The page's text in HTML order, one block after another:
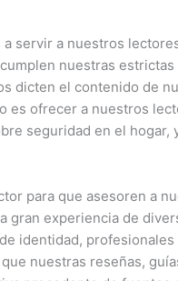
servir a nuestros
nuestras estrictas
dicten el contenido de
es ofrecer a nuestros
seguridad en el hogar,
para que asesoren a
gran experiencia de
identidad, profesionales
nuestras reseñas,